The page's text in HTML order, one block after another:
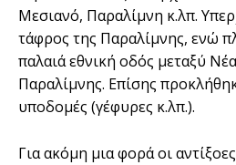
Μεσιανό, Παραλίμνη κ.λπ.
τάφρος της Παραλίμνης, ενώ
παλαιά εθνική οδός μεταξύ
Παραλίμνης. Επίσης
υποδομές (γέφυρες κ.λπ.).
Για ακόμη μια φορά οι